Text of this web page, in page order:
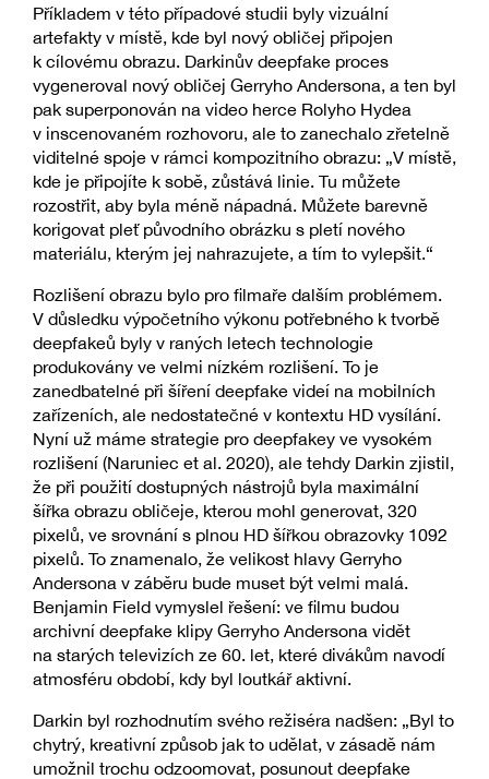
Příkladem v této případové studii byly vizuální
artefakty v místě, kde byl nový obličej připojen
k cílovému obrazu. Darkinův deepfake proces
vygeneroval nový obličej Gerryho Andersona, a ten byl
pak superponován na video herce Rolyho Hydea
v inscenovaném rozhovoru, ale to zanechalo zřetelně
viditelné spoje v rámci kompozitního obrazu: „V místě,
kde je připojíte k sobě, zůstává linie. Tu můžete
rozostřit, aby byla méně nápadná. Můžete barevně
korigovat pleť původního obrázku s pletí nového
materiálu, kterým jej nahrazujete, a tím to vylepšit.“
Rozlišení obrazu bylo pro filmaře dalším problémem.
V důsledku výpočetního výkonu potřebného k tvorbě
deepfakeů byly v raných letech technologie
produkovány ve velmi nízkém rozlišení. To je
zanedbatelné při šíření deepfake videí na mobilních
zařízeních, ale nedostatečné v kontextu HD vysílání.
Nyní už máme strategie pro deepfakey ve vysokém
rozlišení (Naruniec et al. 2020), ale tehdy Darkin zjistil,
že při použití dostupných nástrojů byla maximální
šířka obrazu obličeje, kterou mohl generovat, 320
pixelů, ve srovnání s plnou HD šířkou obrazovky 1092
pixelů. To znamenalo, že velikost hlavy Gerryho
Andersona v záběru bude muset být velmi malá.
Benjamin Field vymyslel řešení: ve filmu budou
archivní deepfake klipy Gerryho Andersona vidět
na starých televizích ze 60. let, které divákům navodí
atmosféru období, kdy byl loutkář aktivní.
Darkin byl rozhodnutím svého režiséra nadšen: „Byl to
chytrý, kreativní způsob jak to udělat, v zásadě nám
umožnil trochu odzoomovat, posunout deepfake